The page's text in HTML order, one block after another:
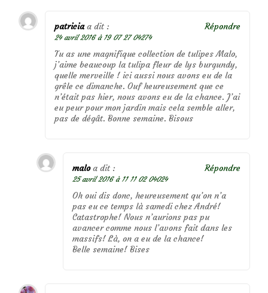
patricia a dit :
24 avril 2016 à 19 07 27 04274
Tu as une magnifique collection de tulipes Malo,
j’aime beaucoup la tulipa fleur de lys burgundy,
quelle merveille ! ici aussi nous avons eu de la
grêle ce dimanche. Ouf heureusement que ce
n’était pas hier, nous avons eu de la chance. J’ai
eu peur pour mon jardin mais cela semble aller,
pas de dégât. Bonne semaine. Bisous
Répondre
malo a dit :
25 avril 2016 à 11 11 02 04024
Oh oui dis donc, heureusement qu’on n’a
pas eu ce temps là samedi chez André!
Catastrophe! Nous n’aurions pas pu
avancer comme nous l’avons fait dans les
massifs! Là, on a eu de la chance!
Belle semaine! Bises
Répondre